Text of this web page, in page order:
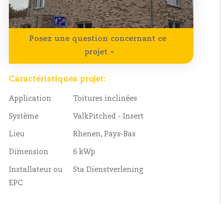
Posez une question concernant ce
projet
Caractéristiques projet:
Application Toitures inclinées
Système ValkPitched - Insert
Lieu Rhenen, Pays-Bas
Dimension 6 kWp
Installateur ou
EPC
Sta Dienstverlening